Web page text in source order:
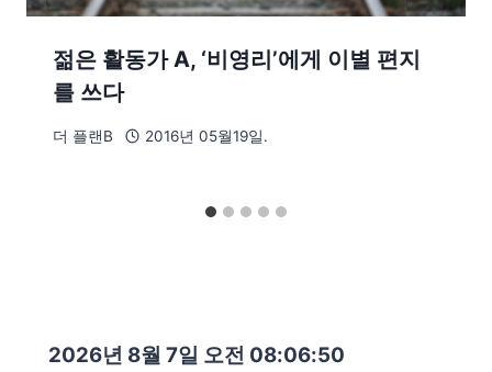
젊은 활동가 A, ‘비영리’에게 이별 편지
를 쓰다
더 플랜B 2016년 05월19일.
2026년 8월 7일 오전 08:06:51